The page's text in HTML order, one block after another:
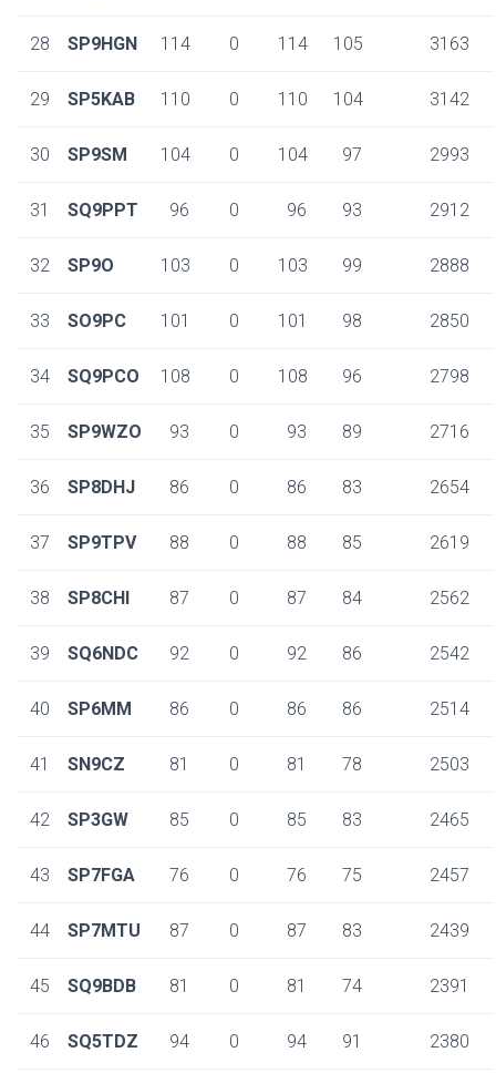
28 SP9HGN 114 0 114 105 3163
29 SP5KAB 110 0 110 104 3142
30 SP9SM 104 0 104 97 2993
31 SQ9PPT 96 0 96 93 2912
32 SP9O 103 0 103 99 2888
33 SO9PC 101 0 101 98 2850
34 SQ9PCO 108 0 108 96 2798
35 SP9WZO 93 0 93 89 2716
36 SP8DHJ 86 0 86 83 2654
37 SP9TPV 88 0 88 85 2619
38 SP8CHI 87 0 87 84 2562
39 SQ6NDC 92 0 92 86 2542
40 SP6MM 86 0 86 86 2514
41 SN9CZ 81 0 81 78 2503
42 SP3GW 85 0 85 83 2465
43 SP7FGA 76 0 76 75 2457
44 SP7MTU 87 0 87 83 2439
45 SQ9BDB 81 0 81 74 2391
46 SQ5TDZ 94 0 94 91 2380